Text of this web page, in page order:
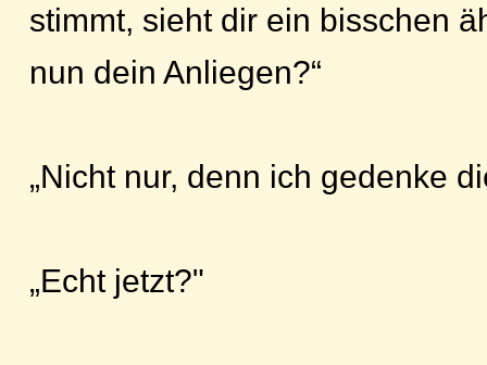
stimmt, sieht dir ein bisschen
nun dein Anliegen?“
„Nicht nur, denn ich gedenke
„Echt jetzt?"